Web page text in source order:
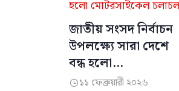
জাতীয় সংসদ নির্বাচন
উপলক্ষ্যে সারা দেশে
বন্ধ হলো
মোটরসাইকেল চলাচল
১১ ফেব্রুয়ারী ২০২৬